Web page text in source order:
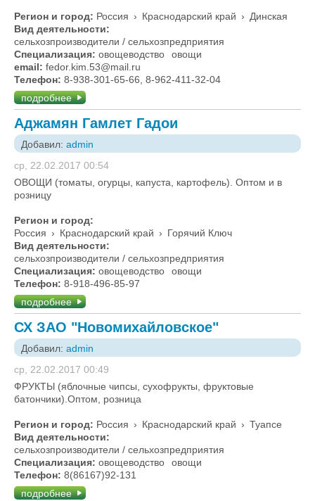
Регион и город: Россия › Краснодарский край › Динская
Вид деятельности:
сельхозпроизводители / сельхозпредприятия
Специализация: овощеводство
овощи
email: fedor.kim.53@mail.ru
Телефон: 8-938-301-65-66, 8-962-411-32-04
подробнее
Аджамян Гамлет Гадои
Добавил: admin
ср, 22.02.2017 00:54
ОВОЩИ (томаты, огурцы, капуста, картофель). Оптом и в
розницу
Регион и город:
Россия › Краснодарский край › Горячий Ключ
Вид деятельности:
сельхозпроизводители / сельхозпредприятия
Специализация: овощеводство
овощи
Телефон: 8-918-496-85-97
подробнее
СХ ЗАО "Новомихайловское"
Добавил: admin
ср, 22.02.2017 00:49
ФРУКТЫ (яблочные чипсы, сухофрукты, фруктовые
батончики).Оптом, розница
Регион и город: Россия › Краснодарский край › Туапсе
Вид деятельности:
сельхозпроизводители / сельхозпредприятия
Специализация: овощеводство
овощи
Телефон: 8(86167)92-131
подробнее